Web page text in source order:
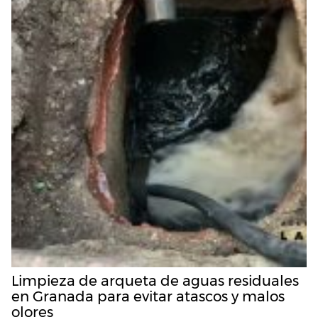
Limpieza de arqueta de aguas residuales
en Granada para evitar atascos y malos
olores